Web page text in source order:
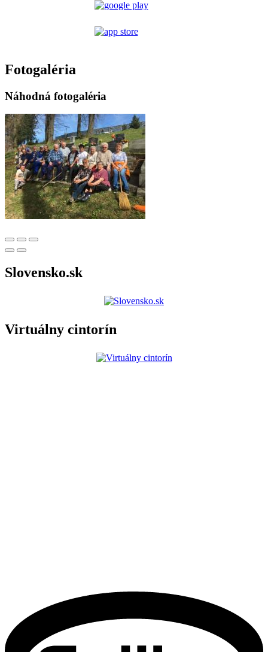
Fotogaléria
Náhodná fotogaléria
Slovensko.sk
Virtuálny cintorín